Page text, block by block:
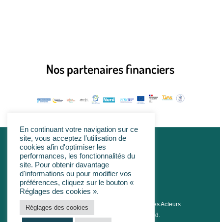
Nos partenaires financiers
linkedin
© 2026 PHARE Pôle Hainaut-Cambrésis des Acteurs
Réunis de l'ESS. All Rights Reserved.
En continuant votre navigation sur ce
site, vous acceptez l’utilisation de
cookies afin d'optimiser les
performances, les fonctionnalités du
site. Pour obtenir davantage
d'informations ou pour modifier vos
préférences, cliquez sur le bouton «
Réglages des cookies ».
Réglages des cookies